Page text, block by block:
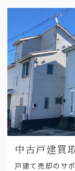
中古戸建買
戸建て売却のサ